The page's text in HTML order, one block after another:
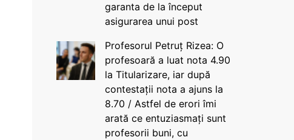
garanta de la început
asigurarea unui post
Profesorul Petruț Rizea: O
profesoară a luat nota 4.90
la Titularizare, iar după
contestații nota a ajuns la
8.70 / Astfel de erori îmi
arată ce entuziasmați sunt
profesorii buni, cu